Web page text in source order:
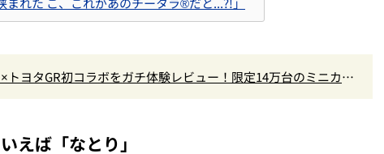
トヨタGR初コラボをガチ体験レビュー！限定14万台のミニカー
えば「なとり」